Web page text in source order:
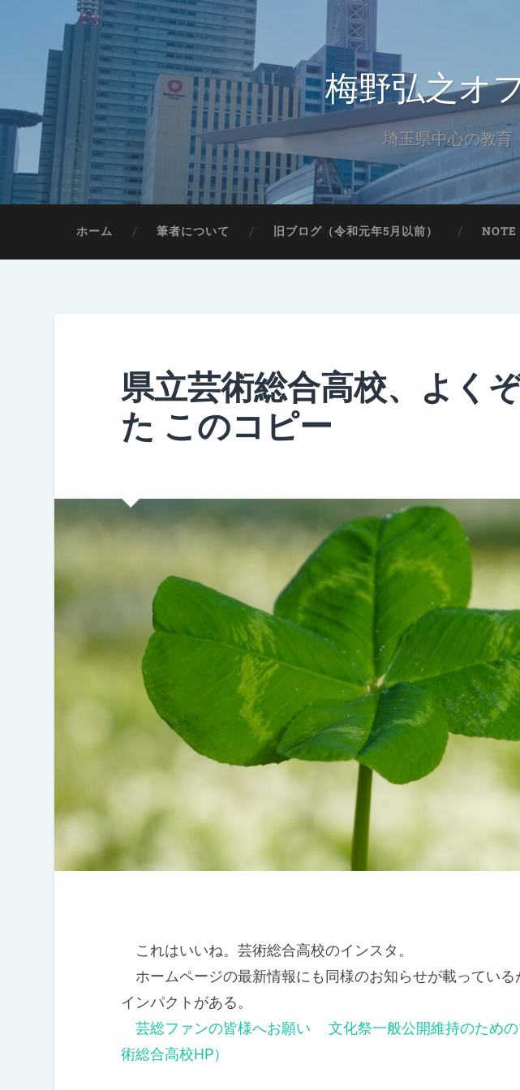
梅野弘之オ
埼玉県中心の教育
ホーム 筆者について 旧ブログ（令和元年5月以前） NOTE
県立芸術総合高校、よく
た このコピー
これはいいね。芸術総合高校のインスタ。
ホームページの最新情報にも同様のお知らせが載っている
インパクトがある。
芸総ファンの皆様へお願い 文化祭一般公開維持のため
術総合高校HP）